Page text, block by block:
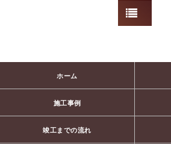
ホーム
施工事例
竣工までの流れ